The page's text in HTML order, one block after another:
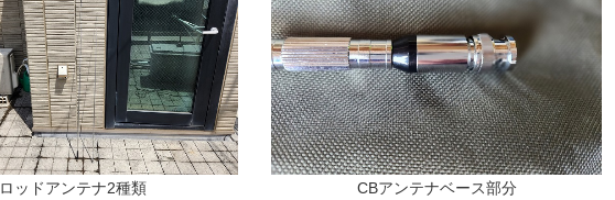
ロッドアンテナ2種類 CBアンテナベース部分